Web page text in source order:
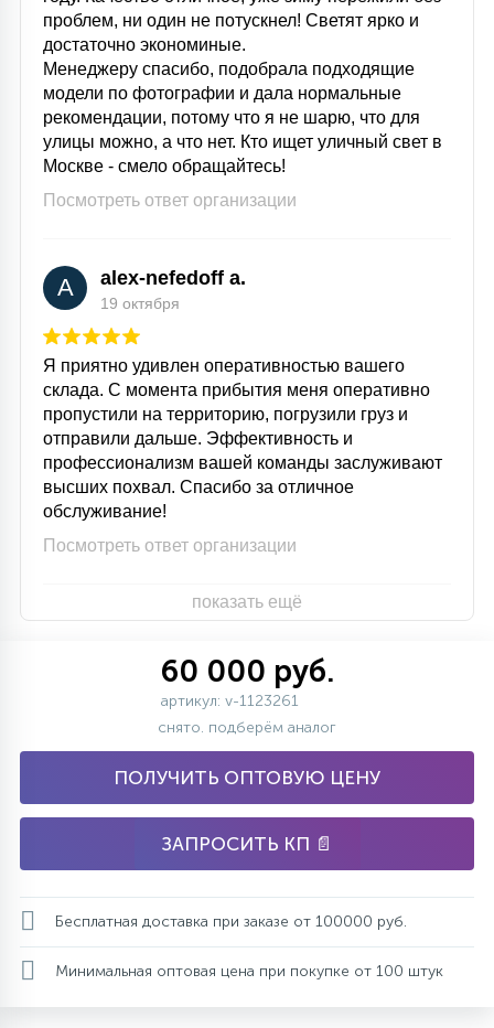
проблем, ни один не потускнел! Светят ярко и
достаточно экономиные.
Менеджеру спасибо, подобрала подходящие
модели по фотографии и дала нормальные
рекомендации, потому что я не шарю, что для
улицы можно, а что нет. Кто ищет уличный свет в
Москве - смело обращайтесь!
Посмотреть ответ организации
A alex-nefedoff a.
19 октября
Я приятно удивлен оперативностью вашего
склада. С момента прибытия меня оперативно
пропустили на территорию, погрузили груз и
отправили дальше. Эффективность и
профессионализм вашей команды заслуживают
высших похвал. Спасибо за отличное
обслуживание!
Посмотреть ответ организации
показать ещё
60 000 руб.
артикул: v-1123261
снято. подберём аналог
ПОЛУЧИТЬ ОПТОВУЮ ЦЕНУ
ЗАПРОСИТЬ КП 📄
Бесплатная доставка при заказе от 100000 руб.
Минимальная оптовая цена при покупке от 100 штук